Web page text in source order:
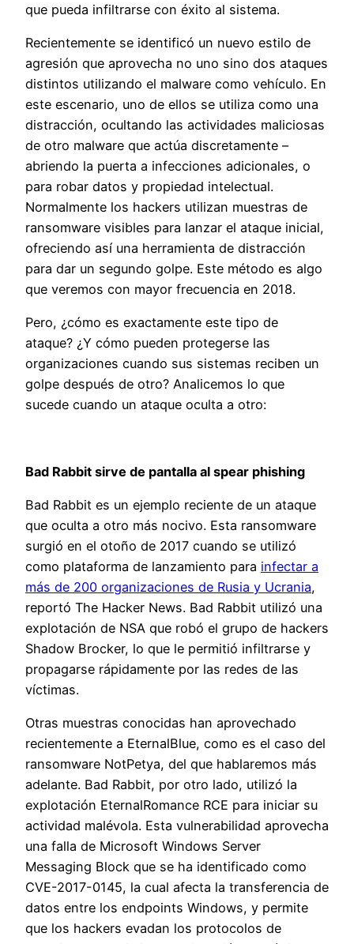
que pueda infiltrarse con éxito al sistema.
Recientemente se identificó un nuevo estilo de
agresión que aprovecha no uno sino dos ataques
distintos utilizando el malware como vehículo. En
este escenario, uno de ellos se utiliza como una
distracción, ocultando las actividades maliciosas
de otro malware que actúa discretamente –
abriendo la puerta a infecciones adicionales, o
para robar datos y propiedad intelectual.
Normalmente los hackers utilizan muestras de
ransomware visibles para lanzar el ataque inicial,
ofreciendo así una herramienta de distracción
para dar un segundo golpe. Este método es algo
que veremos con mayor frecuencia en 2018.
Pero, ¿cómo es exactamente este tipo de
ataque? ¿Y cómo pueden protegerse las
organizaciones cuando sus sistemas reciben un
golpe después de otro? Analicemos lo que
sucede cuando un ataque oculta a otro:
Bad Rabbit sirve de pantalla al spear phishing
Bad Rabbit es un ejemplo reciente de un ataque
que oculta a otro más nocivo. Esta ransomware
surgió en el otoño de 2017 cuando se utilizó
como plataforma de lanzamiento para infectar a
más de 200 organizaciones de Rusia y Ucrania,
reportó The Hacker News. Bad Rabbit utilizó una
explotación de NSA que robó el grupo de hackers
Shadow Brocker, lo que le permitió infiltrarse y
propagarse rápidamente por las redes de las
víctimas.
Otras muestras conocidas han aprovechado
recientemente a EternalBlue, como es el caso del
ransomware NotPetya, del que hablaremos más
adelante. Bad Rabbit, por otro lado, utilizó la
explotación EternalRomance RCE para iniciar su
actividad malévola. Esta vulnerabilidad aprovecha
una falla de Microsoft Windows Server
Messaging Block que se ha identificado como
CVE-2017-0145, la cual afecta la transferencia de
datos entre los endpoints Windows, y permite
que los hackers evadan los protocolos de